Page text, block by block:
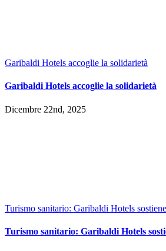
Garibaldi Hotels accoglie la solidarietà
Garibaldi Hotels accoglie la solidarietà
Dicembre 22nd, 2025
Turismo sanitario: Garibaldi Hotels
Turismo sanitario: Garibaldi Hotels